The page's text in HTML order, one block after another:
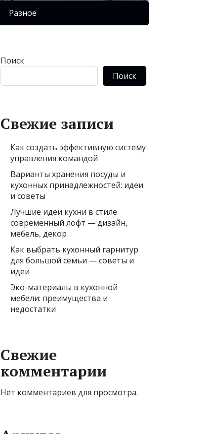
Разное
Поиск
Поиск
Свежие записи
Как создать эффективную систему
управления командой
Варианты хранения посуды и
кухонных принадлежностей: идеи
и советы
Лучшие идеи кухни в стиле
современный лофт — дизайн,
мебель, декор
Как выбрать кухонный гарнитур
для большой семьи — советы и
идеи
Эко-материалы в кухонной
мебели: преимущества и
недостатки
Свежие
комментарии
Нет комментариев для просмотра.